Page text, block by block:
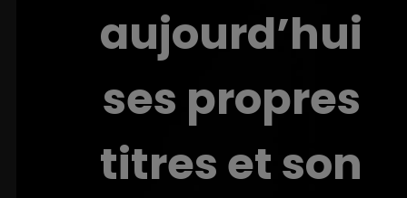
aujourd’hui
ses propres
titres et son